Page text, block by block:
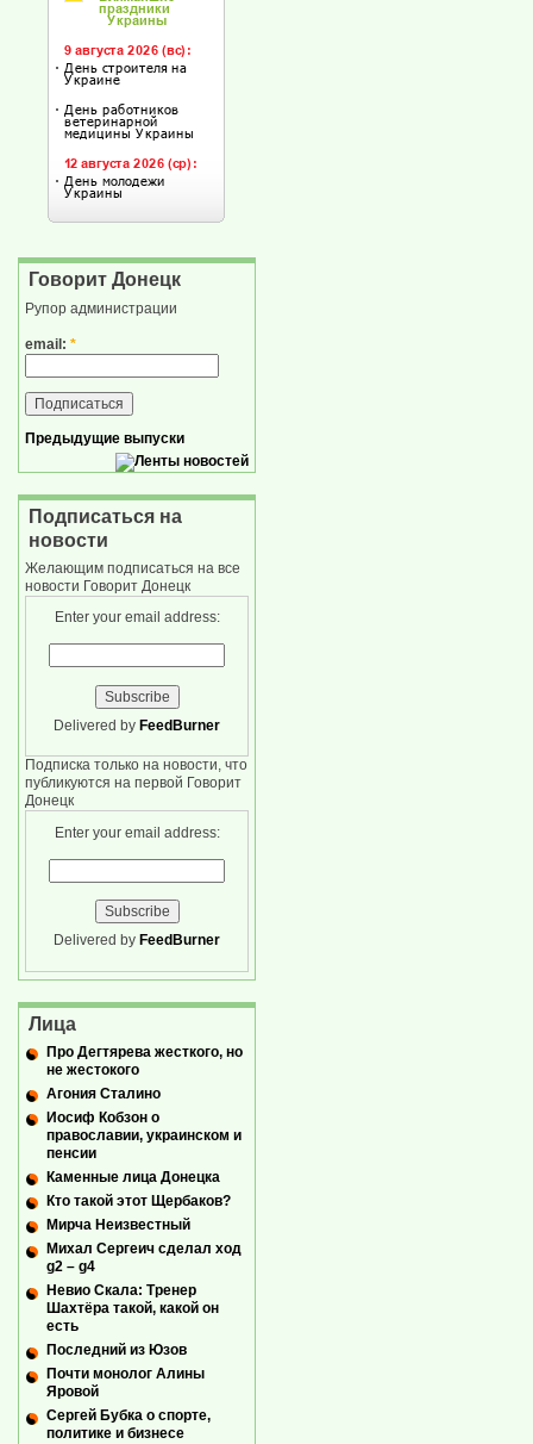
Говорит Донецк
Рупор администрации
email: *
Предыдущие выпуски
Подписаться на
новости
Желающим подписаться на все
новости Говорит Донецк
Enter your email address:
Delivered by FeedBurner
Подписка только на новости, что
публикуются на первой Говорит
Донецк
Enter your email address:
Delivered by FeedBurner
Лица
Про Дегтярева жесткого, но
не жестокого
Агония Сталино
Иосиф Кобзон о
православии, украинском и
пенсии
Каменные лица Донецка
Кто такой этот Щербаков?
Мирча Неизвестный
Михал Сергеич сделал ход
g2 – g4
Невио Скала: Тренер
Шахтёра такой, какой он
есть
Последний из Юзов
Почти монолог Алины
Яровой
Сергей Бубка о спорте,
политике и бизнесе